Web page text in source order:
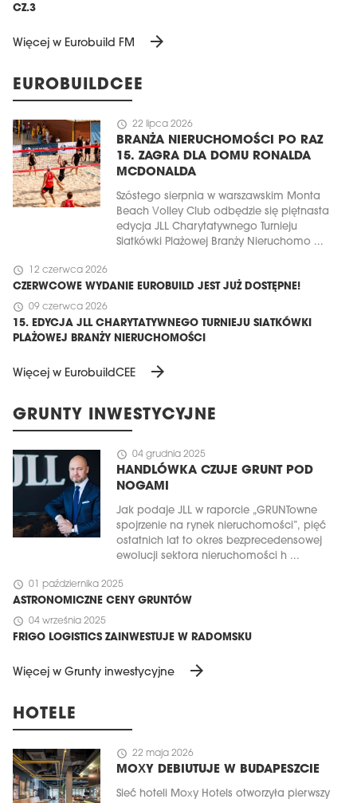
CZ.3
Więcej w Eurobuild FM arrow_forward
EUROBUILDCEE
schedule 22 lipca 2026
BRANŻA NIERUCHOMOŚCI PO RAZ
15. ZAGRA DLA DOMU RONALDA
MCDONALDA
Szóstego sierpnia w warszawskim Monta
Beach Volley Club odbędzie się piętnasta
edycja JLL Charytatywnego Turnieju
Siatkówki Plażowej Branży Nieruchomo ...
schedule 12 czerwca 2026
CZERWCOWE WYDANIE EUROBUILD JEST JUŻ DOSTĘPNE!
schedule 09 czerwca 2026
15. EDYCJA JLL CHARYTATYWNEGO TURNIEJU SIATKÓWKI
PLAŻOWEJ BRANŻY NIERUCHOMOŚCI
Więcej w EurobuildCEE arrow_forward
GRUNTY INWESTYCYJNE
schedule 04 grudnia 2025
HANDLÓWKA CZUJE GRUNT POD
NOGAMI
Jak podaje JLL w raporcie „GRUNTowne
spojrzenie na rynek nieruchomości”, pięć
ostatnich lat to okres bezprecedensowej
ewolucji sektora nieruchomości h ...
schedule 01 października 2025
ASTRONOMICZNE CENY GRUNTÓW
schedule 04 września 2025
FRIGO LOGISTICS ZAINWESTUJE W RADOMSKU
Więcej w Grunty inwestycyjne arrow_forward
HOTELE
schedule 22 maja 2026
MOXY DEBIUTUJE W BUDAPESZCIE
Sieć hoteli Moxy Hotels otworzyła pierwszy